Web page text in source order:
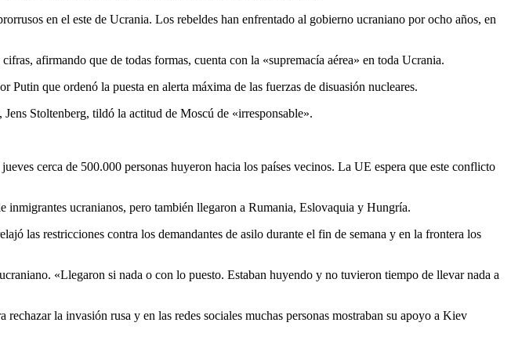
en el este de Ucrania. Los rebeldes han enfrentado al gobierno ucraniano por ocho años, en
afirmando que de todas formas, cuenta con la «supremacía aérea» en toda Ucrania.
que ordenó la puesta en alerta máxima de las fuerzas de disuasión nucleares.
Stoltenberg, tildó la actitud de Moscú de «irresponsable».
cerca de 500.000 personas huyeron hacia los países vecinos. La UE espera que este conflicto
ucranianos, pero también llegaron a Rumania, Eslovaquia y Hungría.
las restricciones contra los demandantes de asilo durante el fin de semana y en la frontera los
«Llegaron si nada o con lo puesto. Estaban huyendo y no tuvieron tiempo de llevar nada a
la invasión rusa y en las redes sociales muchas personas mostraban su apoyo a Kiev